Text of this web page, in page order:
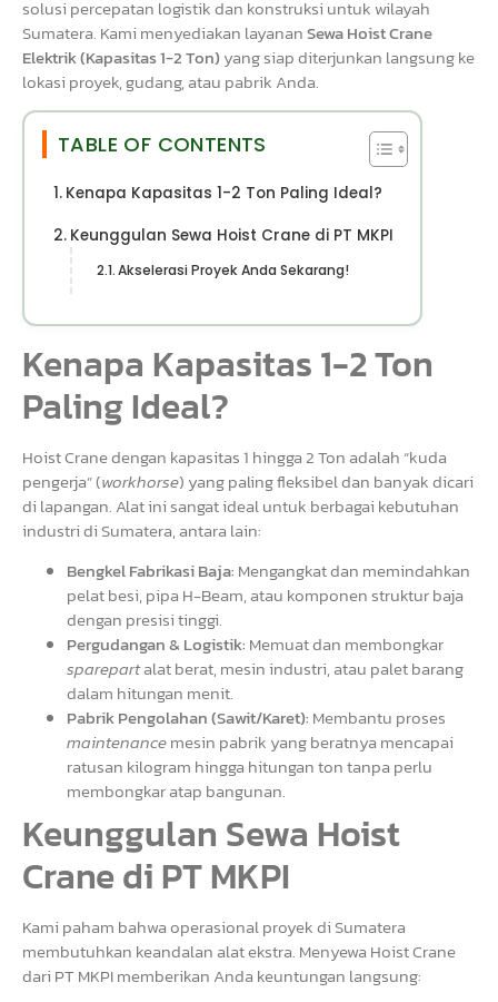
solusi percepatan logistik dan konstruksi untuk wilayah
Sumatera. Kami menyediakan layananSewa Hoist Crane
Elektrik (Kapasitas 1-2 Ton)yang siap diterjunkan langsung ke
lokasi proyek, gudang, atau pabrik Anda.
TABLE OF CONTENTS
Kenapa Kapasitas 1-2 Ton Paling Ideal?
Keunggulan Sewa Hoist Crane di PT MKPI
Akselerasi Proyek Anda Sekarang!
Kenapa Kapasitas 1-2 Ton
Paling Ideal?
Hoist Crane dengan kapasitas 1 hingga 2 Ton adalah “kuda
pengerja” (workhorse) yang paling fleksibel dan banyak dicari
di lapangan. Alat ini sangat ideal untuk berbagai kebutuhan
industri di Sumatera, antara lain:
Bengkel Fabrikasi Baja: Mengangkat dan memindahkan
pelat besi, pipa H-Beam, atau komponen struktur baja
dengan presisi tinggi.
Pergudangan & Logistik: Memuat dan membongkar
sparepartalat berat, mesin industri, atau palet barang
dalam hitungan menit.
Pabrik Pengolahan (Sawit/Karet): Membantu proses
maintenancemesin pabrik yang beratnya mencapai
ratusan kilogram hingga hitungan ton tanpa perlu
membongkar atap bangunan.
Keunggulan Sewa Hoist
Crane di PT MKPI
Kami paham bahwa operasional proyek di Sumatera
membutuhkan keandalan alat ekstra. Menyewa Hoist Crane
dari PT MKPI memberikan Anda keuntungan langsung: